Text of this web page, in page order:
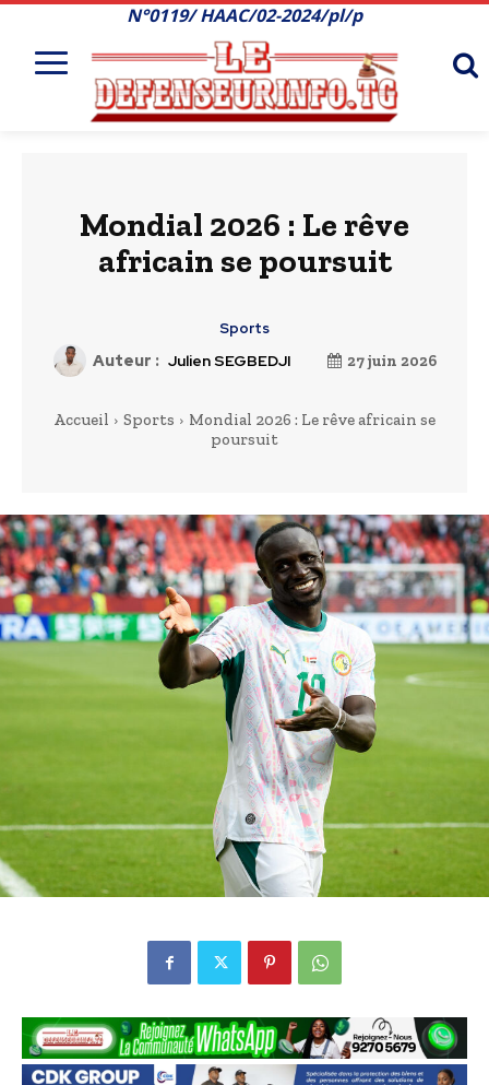
N°0119/ HAAC/02-2024/pl/p
Mondial 2026 : Le rêve
africain se poursuit
Sports
Auteur : Julien SEGBEDJI 27 juin 2026
Accueil Sports
Mondial 2026 : Le rêve africain se
poursuit